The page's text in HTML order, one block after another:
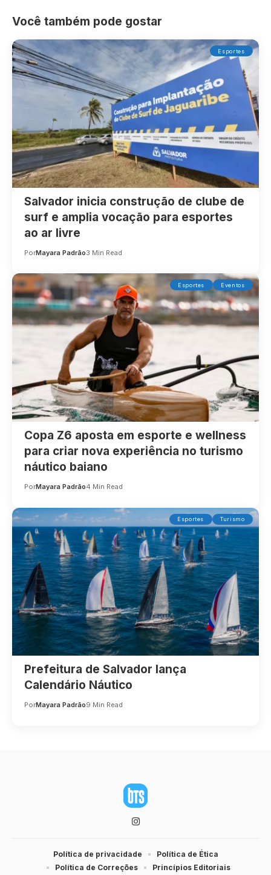
Você também pode gostar
Esportes
Salvador inicia construção de clube de
surf e amplia vocação para esportes
ao ar livre
PorMayara Padrão3 Min Read
Esportes Eventos
Copa Z6 aposta em esporte e wellness
para criar nova experiência no turismo
náutico baiano
PorMayara Padrão4 Min Read
Esportes Turismo
Prefeitura de Salvador lança
Calendário Náutico
PorMayara Padrão9 Min Read
Política de privacidade
Política de Ética
Política de Correções
Princípios Editoriais